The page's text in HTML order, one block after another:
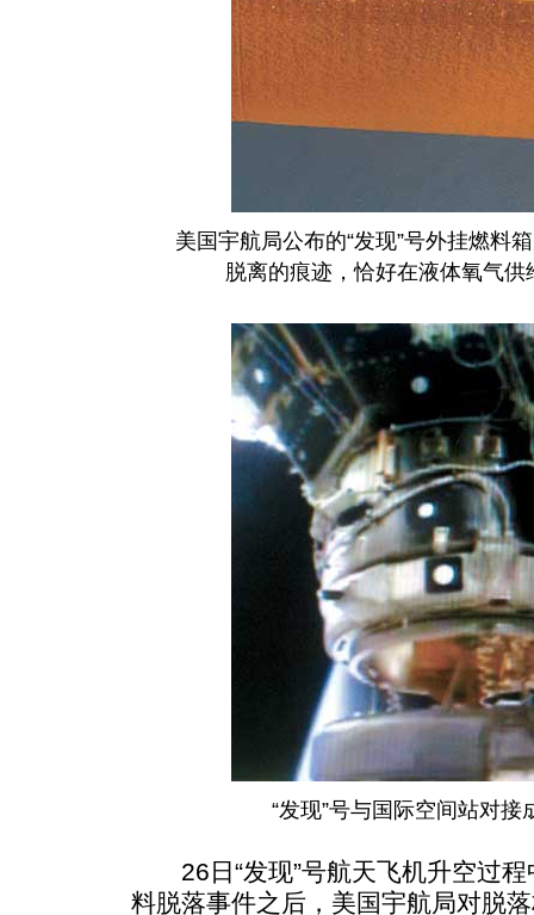
美国宇航局公布的“发现”号外挂燃料
脱离的痕迹，恰好在液体氧气
“发现”号与国际空间站对接
26日“发现”号航天飞机升空过程
料脱落事件之后，美国宇航局对脱